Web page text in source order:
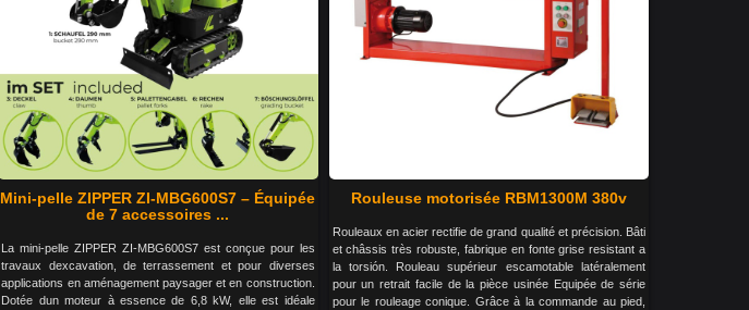
Mini-pelle ZIPPER ZI-MBG600S7 – Équipée
de 7 accessoires ...
La mini-pelle ZIPPER ZI-MBG600S7 est conçue pour les
travaux dexcavation, de terrassement et pour diverses
applications en aménagement paysager et en construction.
Dotée dun moteur à essence de 6,8 kW, elle est idéale
Rouleuse motorisée RBM1300M 380v
Rouleaux en acier rectifie de grand qualité et précision. Bâti
et châssis très robuste, fabrique en fonte grise resistant a
la torsión. Rouleau supérieur escamotable latéralement
pour un retrait facile de la pièce usinée Equipée de série
pour le rouleage conique. Grâce à la commande au pied,